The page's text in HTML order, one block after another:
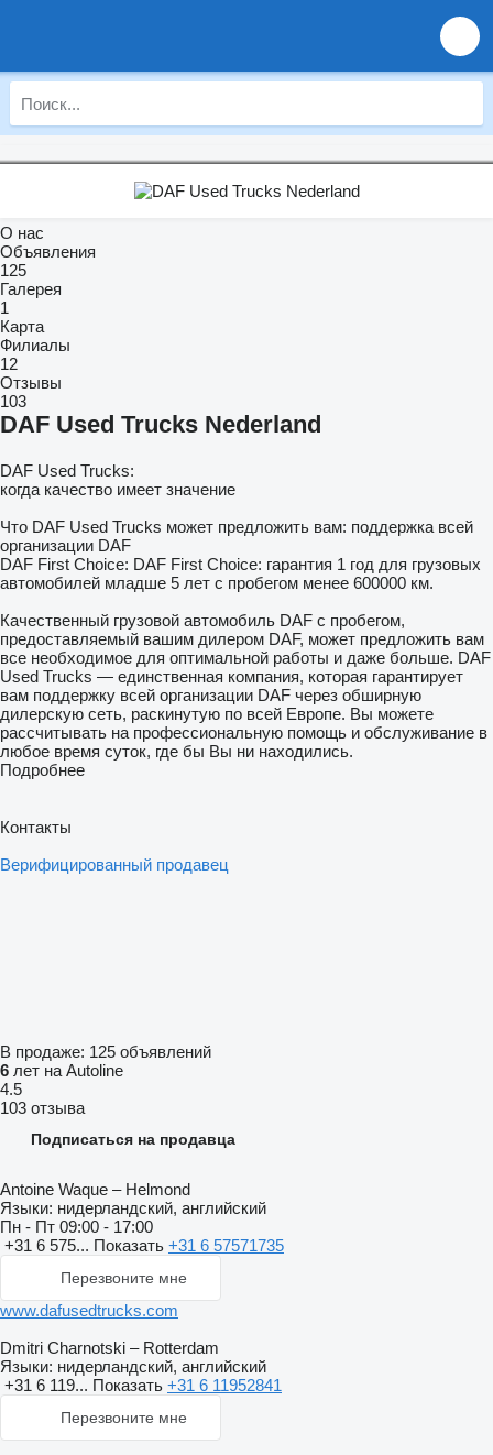
О нас
Объявления
125
Галерея
1
Карта
Филиалы
12
Отзывы
103
DAF Used Trucks Nederland
DAF Used Trucks:
когда качество имеет значение
Что DAF Used Trucks может предложить вам: поддержка всей
организации DAF
DAF First Choice: DAF First Choice: гарантия 1 год для грузовых
автомобилей младше 5 лет с пробегом менее 600000 км.
Качественный грузовой автомобиль DAF с пробегом,
предоставляемый вашим дилером DAF, может предложить вам
все необходимое для оптимальной работы и даже больше. DAF
Used Trucks — единственная компания, которая гарантирует
вам поддержку всей организации DAF через обширную
дилерскую сеть, раскинутую по всей Европе. Вы можете
рассчитывать на профессиональную помощь и обслуживание в
любое время суток, где бы Вы ни находились.
Подробнее
Контакты
Верифицированный продавец
В продаже: 125 объявлений
6 лет на Autoline
4.5
103 отзыва
Подписаться на продавца
Antoine Waque – Helmond
Языки: нидерландский, английский
Пн - Пт 09:00 - 17:00
+31 6 575... Показать +31 6 57571735
Перезвоните мне
www.dafusedtrucks.com
Dmitri Charnotski – Rotterdam
Языки: нидерландский, английский
+31 6 119... Показать +31 6 11952841
Перезвоните мне